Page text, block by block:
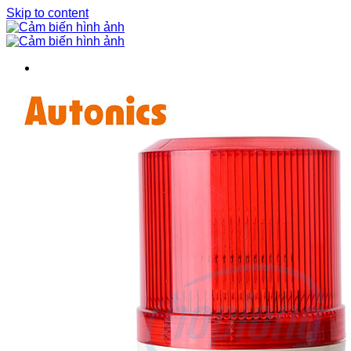
Skip to content
BIẾN TẦN
BỘ NGUỒN DC
CẢM BIẾN
Bộ điều khiển cảm biến
Bộ mã hóa vòng quay / Encoder
Cảm biến áp suất
Cảm biến hình ảnh
Cảm biến quang
Cảm biến sợi quang
Cảm biến tiệm cận
CHUYỂN MẠCH / NÚT NHẤN
Cần gạt 2-4 hướng
Chuyển mạch có khóa
Chuyển mạch khác
Công tắc dừng khẩn